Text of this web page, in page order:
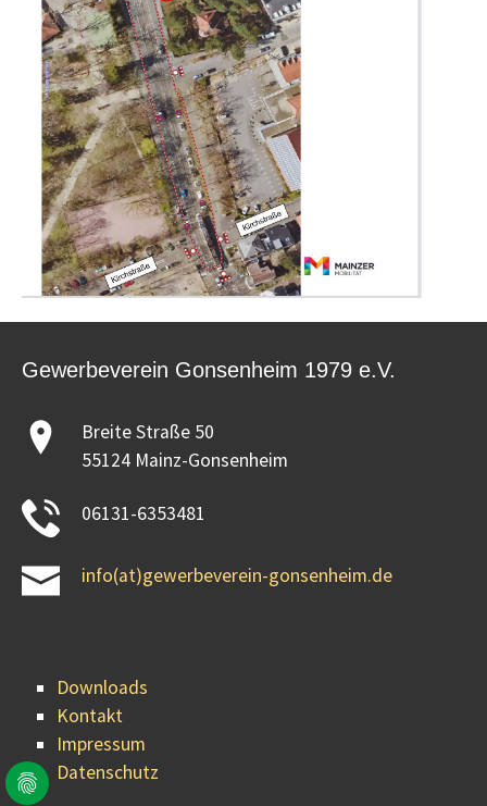
Gewerbeverein Gonsenheim 1979 e.V.
Breite Straße 50
55124 Mainz-Gonsenheim
06131-6353481
info(at)gewerbeverein-gonsenheim.de
Downloads
Kontakt
Impressum
Datenschutz